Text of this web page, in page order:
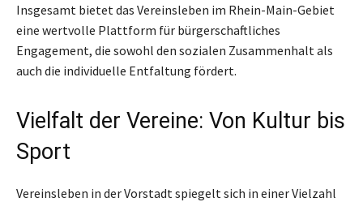
Insgesamt bietet das Vereinsleben im Rhein-Main-Gebiet
eine wertvolle Plattform für bürgerschaftliches
Engagement, die sowohl den sozialen Zusammenhalt als
auch die individuelle Entfaltung fördert.
Vielfalt der Vereine: Von Kultur bis
Sport
Vereinsleben in der Vorstadt spiegelt sich in einer Vielzahl